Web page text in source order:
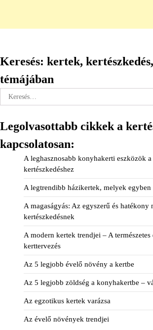
Keresés: kertek,
témájában
Keresés:
Legolvasottabb cikkek a
kapcsolatosan:
A leghasznosabb konyhakerti eszközök a
kertészkedéshez
A legtrendibb házikertek, melyek
A magaságyás: Az egyszerű és hatékony
kertészkedésnek
A modern kertek trendjei – A természetes
kerttervezés
Az 5 legjobb évelő növény a kertbe
Az 5 legjobb zöldség a konyhakertbe –
Az egzotikus kertek varázsa
Az évelő növények trendjei